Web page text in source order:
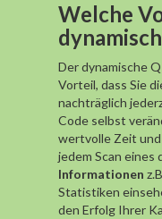
Welche
Der dynamische
Vorteil, dass Sie
nachträglich
Code selbst
wertvolle Zeit
jedem Scan eines
Informationen
Statistiken
den Erfolg Ihrer